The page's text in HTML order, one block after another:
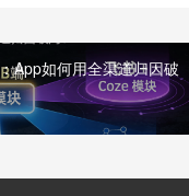
App如何用全渠道归因破